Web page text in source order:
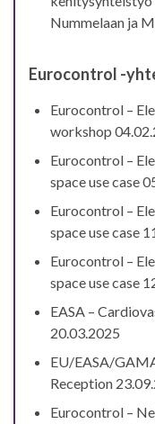
Nummelaan ja
Eurocontrol -
Eurocontrol –
workshop
Eurocontrol –
space use case
Eurocontrol –
space use case
Eurocontrol –
space use case
EASA –
20.03.2025
EU/EASA/
Reception
Eurocontrol –